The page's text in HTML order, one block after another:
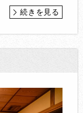
続きを見る